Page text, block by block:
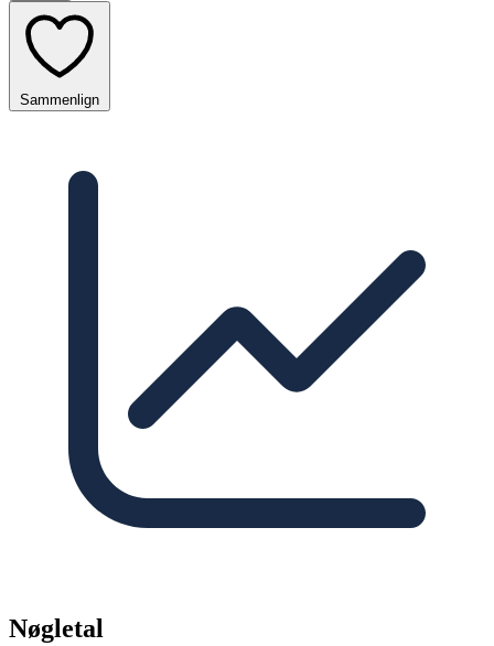
Sammenlign
Nøgletal